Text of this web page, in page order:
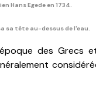
Hans Egede en 1734.
sa tête au-dessus de l'eau.
des Grecs